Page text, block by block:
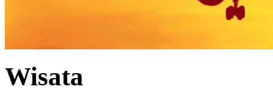
Wisata